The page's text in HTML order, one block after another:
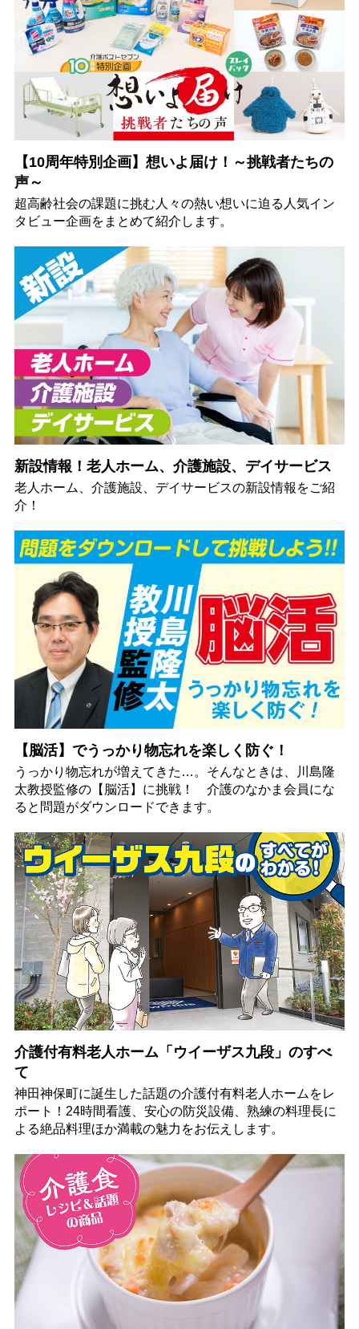
【10周年特別企画】想いよ届け！～挑戦者たちの
声～
超高齢社会の課題に挑む人々の熱い想いに迫る人気イン
タビュー企画をまとめて紹介します。
新設情報！老人ホーム、介護施設、デイサービス
老人ホーム、介護施設、デイサービスの新設情報をご紹
介！
【脳活】でうっかり物忘れを楽しく防ぐ！
うっかり物忘れが増えてきた…。そんなときは、川島隆
太教授監修の【脳活】に挑戦！ 介護のなかま会員にな
ると問題がダウンロードできます。
介護付有料老人ホーム「ウイーザス九段」のすべ
て
神田神保町に誕生した話題の介護付有料老人ホームをレ
ポート！24時間看護、安心の防災設備、熟練の料理長に
よる絶品料理ほか満載の魅力をお伝えします。